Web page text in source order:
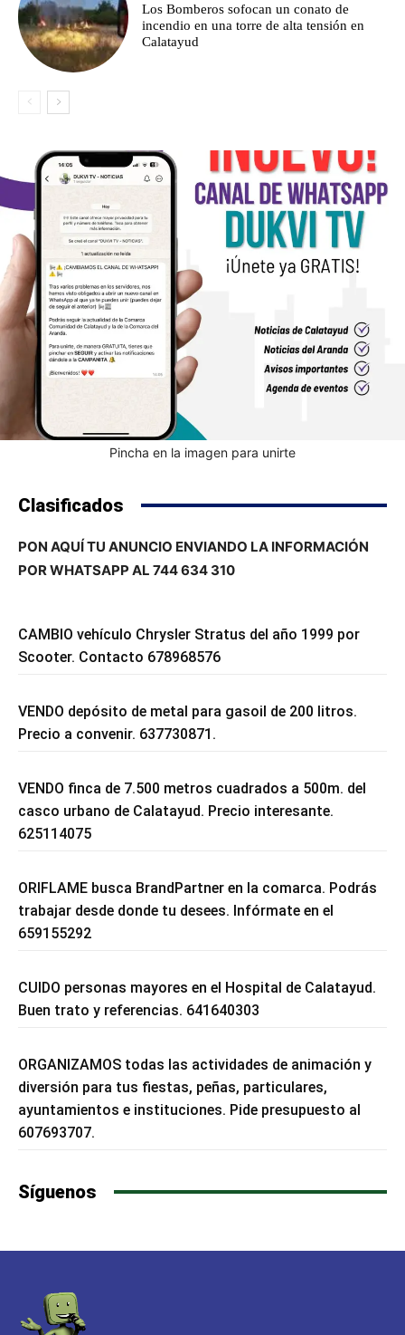
Los Bomberos sofocan un conato de
incendio en una torre de alta tensión en
Calatayud
Pincha en la imagen para unirte
Clasificados
PON AQUÍ TU ANUNCIO ENVIANDO LA INFORMACIÓN
POR WHATSAPP AL 744 634 310
CAMBIO vehículo Chrysler Stratus del año 1999 por
Scooter. Contacto 678968576
VENDO depósito de metal para gasoil de 200 litros.
Precio a convenir. 637730871.
VENDO finca de 7.500 metros cuadrados a 500m. del
casco urbano de Calatayud. Precio interesante.
625114075
ORIFLAME busca BrandPartner en la comarca. Podrás
trabajar desde donde tu desees. Infórmate en el
659155292
CUIDO personas mayores en el Hospital de Calatayud.
Buen trato y referencias. 641640303
ORGANIZAMOS todas las actividades de animación y
diversión para tus fiestas, peñas, particulares,
ayuntamientos e instituciones. Pide presupuesto al
607693707.
Síguenos